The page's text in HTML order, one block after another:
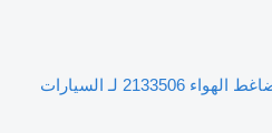
ضاغط الهواء 2133506 لـ السيارات